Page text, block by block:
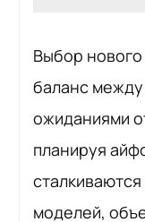
Выбор
баланс
ожиданиями
планируя
моделей,